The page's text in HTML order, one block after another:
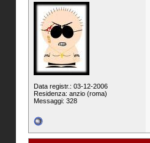
Data registr.: 03-12-2006
Residenza: anzio (roma)
Messaggi: 328